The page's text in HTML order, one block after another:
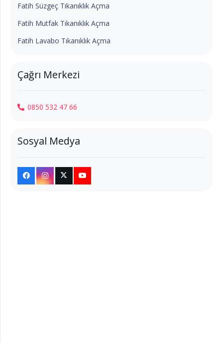
Fatih Süzgeç Tıkanıklık Açma
Fatih Mutfak Tıkanıklık Açma
Fatih Lavabo Tıkanıklık Açma
Çağrı Merkezi
0850 532 47 66
Sosyal Medya